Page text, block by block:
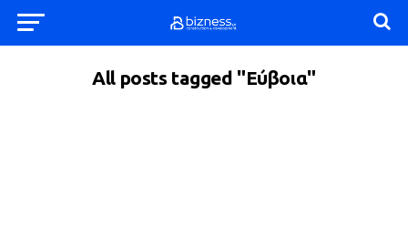
All posts tagged "Εύβοια"